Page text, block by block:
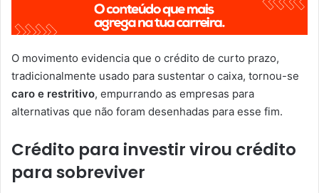
O movimento evidencia que o crédito de curto prazo,
tradicionalmente usado para sustentar o caixa, tornou-se
caro e restritivo, empurrando as empresas para
alternativas que não foram desenhadas para esse fim.
Crédito para investir virou crédito
para sobreviver